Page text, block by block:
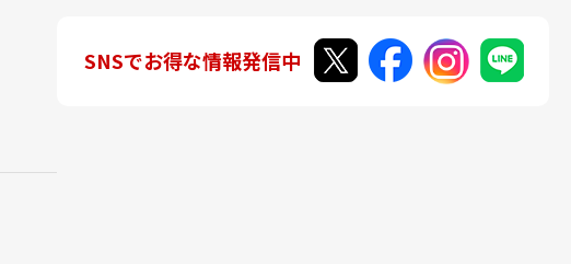
SNSでお得な情報発信中